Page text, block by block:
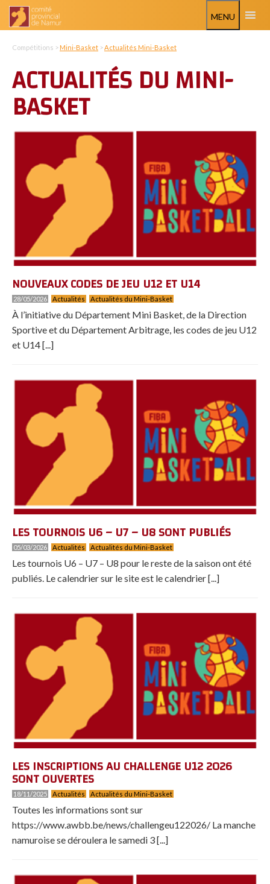
MENU
Compétitions >Mini-Basket >Actualités Mini-Basket
ACTUALITÉS DU MINI-
BASKET
NOUVEAUX CODES DE JEU U12 ET U14
28/05/2026 Actualités Actualités du Mini-Basket
À l’initiative du Département Mini Basket, de la Direction
Sportive et du Département Arbitrage, les codes de jeu U12
et U14 [...]
LES TOURNOIS U6 – U7 – U8 SONT PUBLIÉS
05/03/2026 Actualités Actualités du Mini-Basket
Les tournois U6 – U7 – U8 pour le reste de la saison ont été
publiés. Le calendrier sur le site est le calendrier [...]
LES INSCRIPTIONS AU CHALLENGE U12 2026
SONT OUVERTES
18/11/2025 Actualités Actualités du Mini-Basket
Toutes les informations sont sur
https://www.awbb.be/news/challengeu122026/ La manche
namuroise se déroulera le samedi 3 [...]